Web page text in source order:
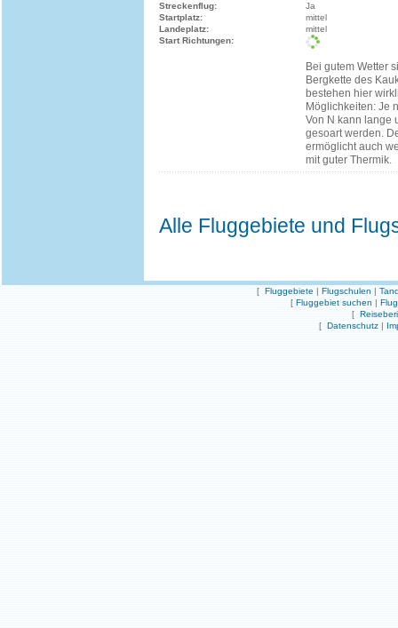
Streckenflug:
Ja
Startplatz:
mittel
Landeplatz:
mittel
Start Richtungen:
Bei gutem Wetter
Bergkette des
bestehen hier
Möglichkeiten: Je
Von N kann lange
gesoart werden.
ermöglicht auch
mit guter Thermik.
Alle Fluggebiete und
[ Fluggebiete | Flugschulen |
[ Fluggebiet suchen |
[
[ Datenschutz |